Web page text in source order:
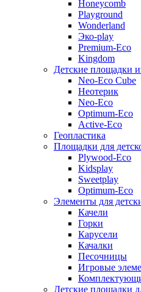
Honeycomb
Playground
Wonderland
Эко-play
Premium-Eco
Kingdom
Детские площадки
Neo-Eco Cube
Неотерик
Neo-Eco
Оptimum-Еco
Active-Eco
Геопластика
Площадки для
Plywood-Eco
Kidsplay
Sweetplay
Оptimum-Еco
Элементы для
Качели
Горки
Карусели
Качалки
Песочницы
Игровые
Детские площадки